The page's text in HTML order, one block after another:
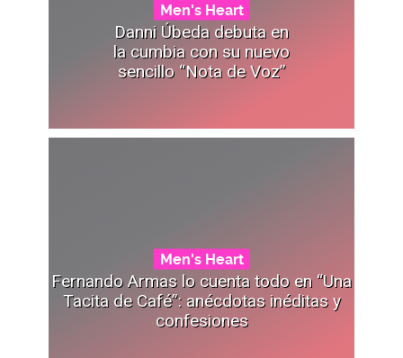
Men's Heart
Danni Úbeda debuta en
la cumbia con su nuevo
sencillo “Nota de Voz”
Men's Heart
Fernando Armas lo cuenta todo en “Una
Tacita de Café”: anécdotas inéditas y
confesiones